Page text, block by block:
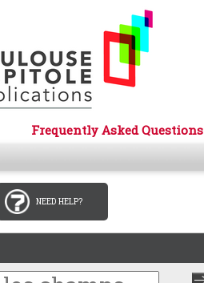
Frequently Asked Questions
NEED HELP?